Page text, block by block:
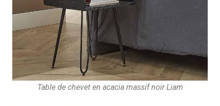
Table de chevet en acacia massif noir Liam